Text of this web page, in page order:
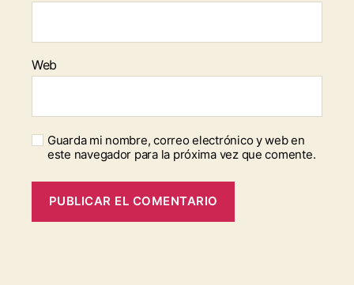
Web
Guarda mi nombre, correo electrónico y web en
este navegador para la próxima vez que comente.